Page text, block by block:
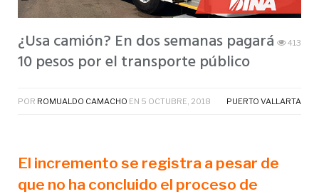
¿Usa camión? En dos semanas pagará
10 pesos por el transporte público
413
POR ROMUALDO CAMACHO EN 5 OCTUBRE, 2018 PUERTO VALLARTA
El incremento se registra a pesar de
que no ha concluido el proceso de